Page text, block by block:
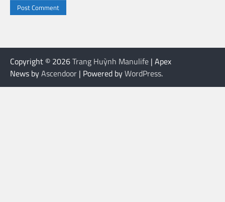
Copyright © 2026Trang Huỳnh Manulife | Apex
News byAscendoor | Powered byWordPress.